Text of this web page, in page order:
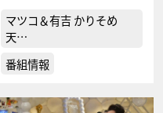
マツコ＆有吉 かりそめ
天…
番組情報